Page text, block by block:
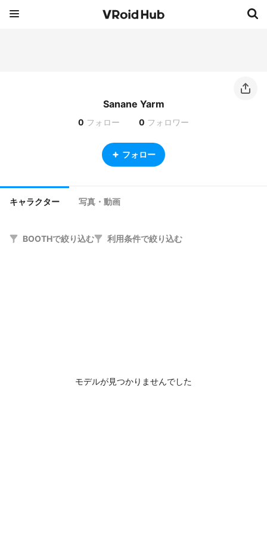
Sanane Yarm
0 フォロー 0 フォロワー
フォロー
キャラクター 写真・動画
BOOTHで絞り込む 利用条件で絞り込む
モデルが見つかりませんでした